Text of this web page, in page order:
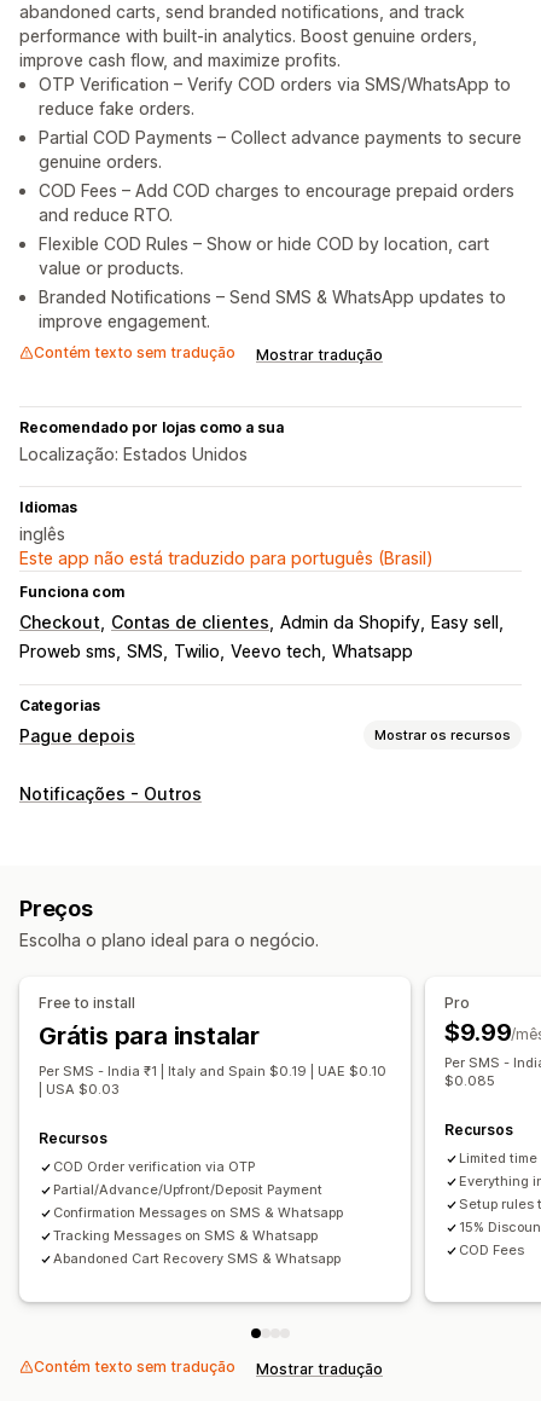
abandoned carts, send branded notifications, and track
performance with built-in analytics. Boost genuine orders,
improve cash flow, and maximize profits.
OTP Verification – Verify COD orders via SMS/WhatsApp to
reduce fake orders.
Partial COD Payments – Collect advance payments to secure
genuine orders.
COD Fees – Add COD charges to encourage prepaid orders
and reduce RTO.
Flexible COD Rules – Show or hide COD by location, cart
value or products.
Branded Notifications – Send SMS & WhatsApp updates to
improve engagement.
Contém texto sem tradução Mostrar tradução
Recomendado por lojas como a sua
Localização: Estados Unidos
Idiomas
inglês
Este app não está traduzido para português (Brasil)
Funciona com
Checkout Contas de clientes Admin da Shopify
Easy sell
Proweb sms SMS Twilio Veevo tech Whatsapp
Categorias
Pague depois Mostrar os recursos
Gestão de pagamentos em dinheiro na entrega
Confirmação por SMS
Campos personalizados
Botões personalizados
Mensagens personalizadas
Opções de frete
Validação de endereço
Conversão e upsell
Descontos Recuperação de carrinho
Notificações - Outros
Preços
Escolha o plano ideal para o negócio.
Free to install
Grátis para instalar
Per SMS - India ₹1 | Italy and Spain $0.19 | UAE $0.10
| USA $0.03
Recursos
COD Order verification via OTP
Partial/Advance/Upfront/Deposit Payment
Confirmation Messages on SMS & Whatsapp
Tracking Messages on SMS & Whatsapp
Abandoned Cart Recovery SMS & Whatsapp
Pro
$9.99/
Per SMS -
$0.085
Recursos
Limited
Everything
Setup rules
15%
COD Fees
Contém texto sem tradução Mostrar tradução